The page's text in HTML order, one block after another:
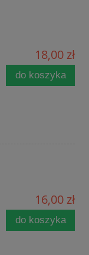
18,00 zł
do koszyka
16,00 zł
do koszyka